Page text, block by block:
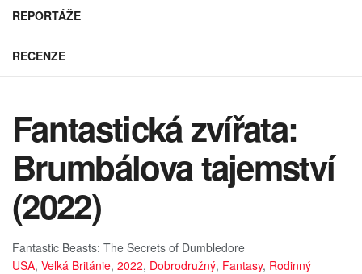
REPORTÁŽE
RECENZE
Fantastická zvířata:
Brumbálova tajemství
(2022)
Fantastic Beasts: The Secrets of Dumbledore
USA, Velká Británie, 2022, Dobrodružný, Fantasy, Rodinný